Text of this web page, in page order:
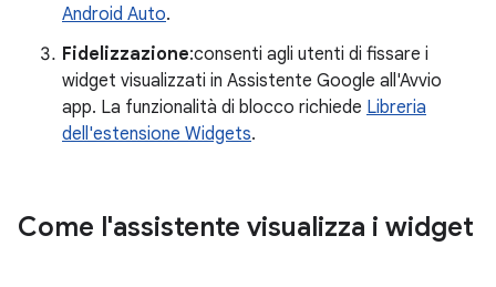
Android Auto.
Fidelizzazione:consenti agli utenti di fissare i
widget visualizzati in Assistente Google all'Avvio
app. La funzionalità di blocco richiede Libreria
dell'estensione Widgets.
Come l'assistente visualizza i widget